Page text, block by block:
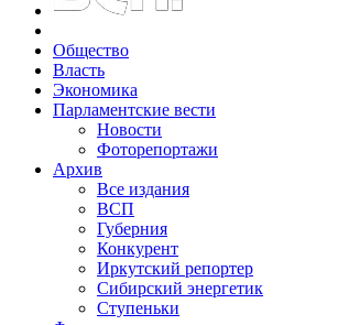
Общество
Власть
Экономика
Парламентские вести
Новости
Фоторепортажи
Архив
Все издания
ВСП
Губерния
Конкурент
Иркутский репортер
Сибирский энергетик
Ступеньки